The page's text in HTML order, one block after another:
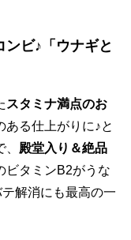
ンビ♪「ウナギと
スタミナ満点のお
る仕上がりに♪と
殿堂入り＆絶品
ビタミンB2がうな
解消にも最高の一